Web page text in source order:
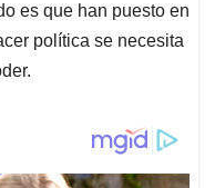
es que han puesto en
política se necesita